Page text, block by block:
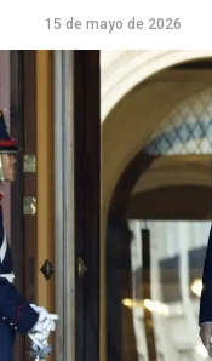
15 de mayo de 2026